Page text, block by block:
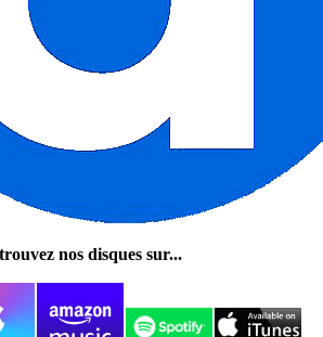
nos disques sur...